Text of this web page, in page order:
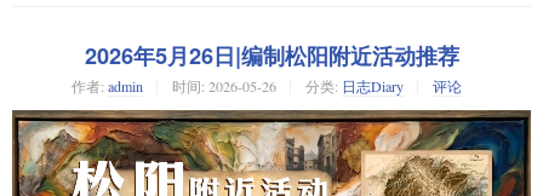
2026年5月26日|编制松阳附近活动推荐
作者: admin 时间: 2026-05-26 分类: 日志Diary 评论